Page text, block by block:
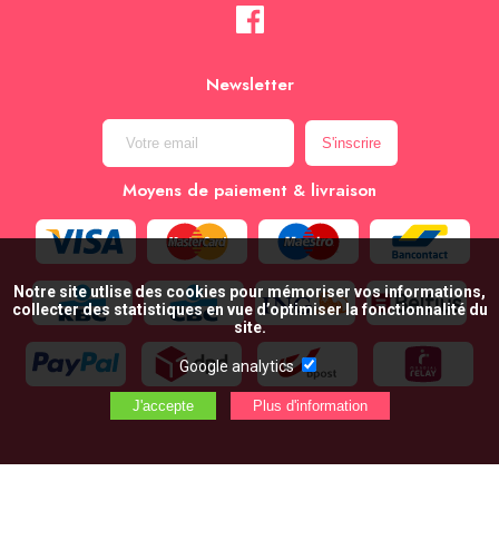
Newsletter
Moyens de paiement & livraison
Notre site utlise des cookies pour mémoriser vos informations,
collecter des statistiques en vue d’optimiser la fonctionnalité du
site.
Google analytics